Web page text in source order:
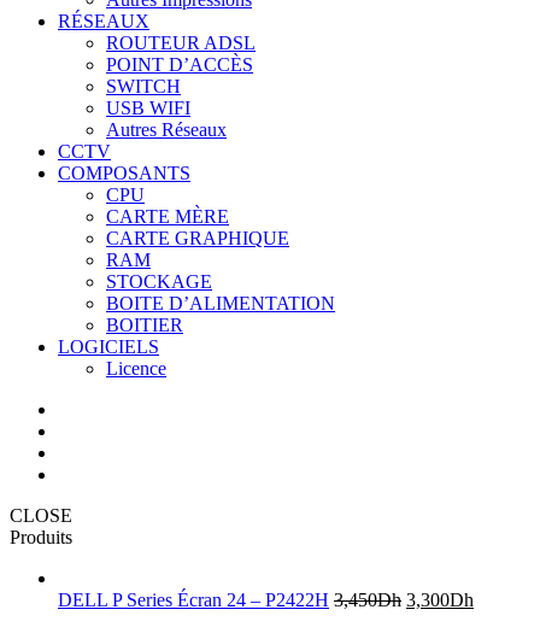
RÉSEAUX
ROUTEUR ADSL
POINT D’ACCÈS
SWITCH
USB WIFI
Autres Réseaux
CCTV
COMPOSANTS
CPU
CARTE MÈRE
CARTE GRAPHIQUE
RAM
STOCKAGE
BOITE D’ALIMENTATION
BOITIER
LOGICIELS
Licence
CLOSE
Produits
DELL P Series Écran 24 – P2422H 3,450Dh 3,300Dh